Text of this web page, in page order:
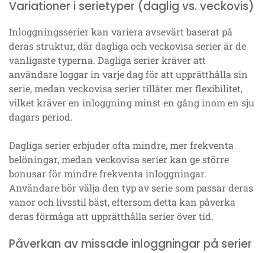
Variationer i serietyper (daglig vs. veckovis)
Inloggningsserier kan variera avsevärt baserat på
deras struktur, där dagliga och veckovisa serier är de
vanligaste typerna. Dagliga serier kräver att
användare loggar in varje dag för att upprätthålla sin
serie, medan veckovisa serier tillåter mer flexibilitet,
vilket kräver en inloggning minst en gång inom en sju
dagars period.
Dagliga serier erbjuder ofta mindre, mer frekventa
belöningar, medan veckovisa serier kan ge större
bonusar för mindre frekventa inloggningar.
Användare bör välja den typ av serie som passar deras
vanor och livsstil bäst, eftersom detta kan påverka
deras förmåga att upprätthålla serier över tid.
Påverkan av missade inloggningar på serier